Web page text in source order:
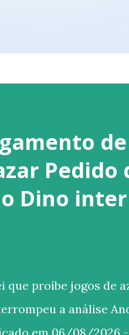
Pedido
Dino
que proíbe jogos de
a análise